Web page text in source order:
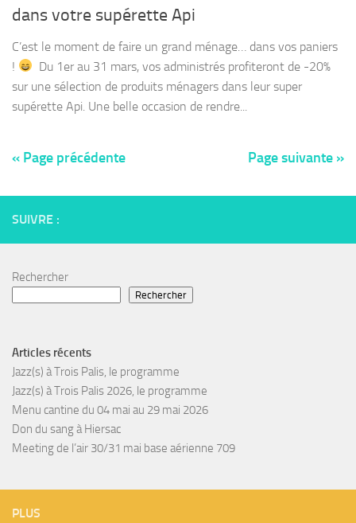
dans votre supérette Api
C’est le moment de faire un grand ménage… dans vos paniers
!
Du 1er au 31 mars, vos administrés profiteront de -20%
sur une sélection de produits ménagers dans leur super
supérette Api. Une belle occasion de rendre...
« Page précédente Page suivante »
SUIVRE :
Rechercher
Rechercher
Articles récents
Jazz(s) à Trois Palis, le programme
Jazz(s) à Trois Palis 2026, le programme
Menu cantine du 04 mai au 29 mai 2026
Don du sang à Hiersac
Meeting de l’air 30/31 mai base aérienne 709
PLUS